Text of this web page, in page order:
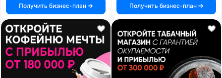
Получить бизнес-план
Получить бизнес-план